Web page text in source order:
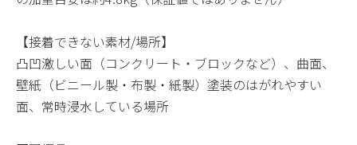
【接着できない素材/場所】
凸凹激しい面（コンクリート・ブロックなど）、曲面、
壁紙（ビニール製・布製・紙製）塗装のはがれやすい
面、常時浸水している場所